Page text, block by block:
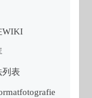
WIKI
列表